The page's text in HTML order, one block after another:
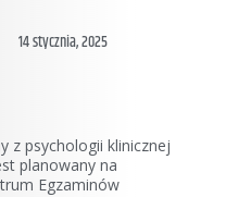
14 stycznia, 2025
z psychologii klinicznej
planowany na
Egzaminów